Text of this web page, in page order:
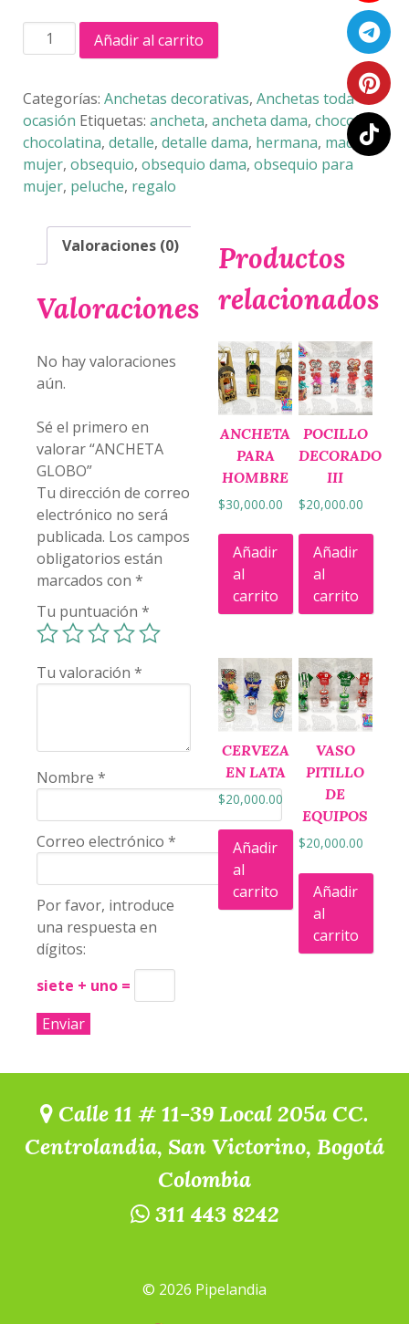
ANCHETA
GLOBO
Añadir al carrito
Categorías: Anchetas decorativas, Anchetas toda
ocasión Etiquetas: ancheta, ancheta dama, chocolate,
chocolatina, detalle, detalle dama, hermana, madre,
mujer, obsequio, obsequio dama, obsequio para
mujer, peluche, regalo
Valoraciones (0)
Valoraciones
No hay valoraciones
aún.
Sé el primero en
valorar “ANCHETA
GLOBO”
Tu dirección de correo
electrónico no será
publicada. Los campos
obligatorios están
marcados con *
Tu puntuación *
Tu valoración *
Nombre *
Correo electrónico *
Por favor, introduce
una respuesta en
dígitos:
siete + uno =
Productos
relacionados
ANCHETA
PARA
HOMBRE
$30,000.00
Añadir
al
carrito
POCILLO
DECORADO
III
$20,000.00
Añadir
al
carrito
CERVEZA
EN LATA
$20,000.00
Añadir
al
carrito
VASO
PITILLO
DE
EQUIPOS
$20,000.00
Añadir
al
carrito
Calle 11 # 11-39 Local 205a CC.
Centrolandia, San Victorino, Bogotá
Colombia
311 443 8242
© 2026 Pipelandia